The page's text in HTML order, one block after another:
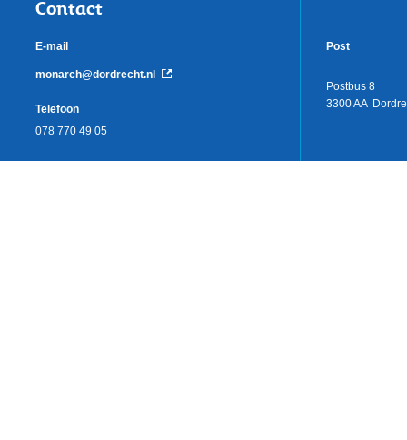
Contact
E-mail
monarch@dordrecht.nl
Telefoon
078 770 49 05
Post
Postbus 8
3300 AA